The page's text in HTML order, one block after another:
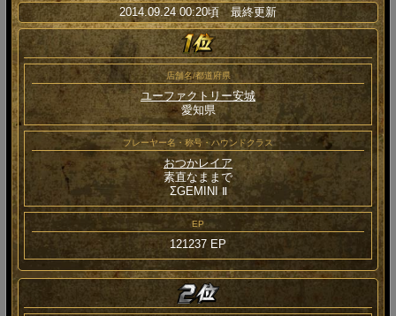
2014.09.24 00:20頃 最終更新
店舗名/都道府県
ユーファクトリー安城
愛知県
プレーヤー名・称号・ハウンドクラス
おつかレイア
素直なままで
ΣGEMINI Ⅱ
EP
121237 EP